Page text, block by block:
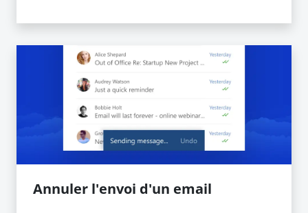
Annuler l'envoi d'un email